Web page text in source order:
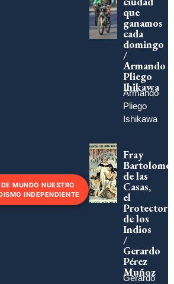
que
ganamos
cada
domingo
/
Armando
Pliego
Ihikawa
Armando
Pliego
Ishikawa
Fray
Bartolomé
de las
Casas,
el
Protector
de los
Indios
/
Gerardo
Pérez
Muñoz
Gerardo
MUNDO NUESTRO
INDEPENDIENTE